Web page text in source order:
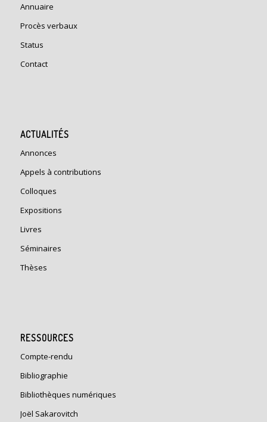
Annuaire
Procès verbaux
Status
Contact
ACTUALITÉS
Annonces
Appels à contributions
Colloques
Expositions
Livres
Séminaires
Thèses
RESSOURCES
Compte-rendu
Bibliographie
Bibliothèques numériques
Joël Sakarovitch